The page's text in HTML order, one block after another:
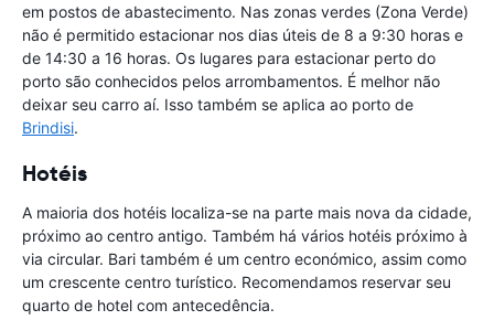
em postos de abastecimento. Nas zonas verdes (Zona Verde)
não é permitido estacionar nos dias úteis de 8 a 9:30 horas e
de 14:30 a 16 horas. Os lugares para estacionar perto do
porto são conhecidos pelos arrombamentos. É melhor não
deixar seu carro aí. Isso também se aplica ao porto de
Brindisi.
Hotéis
A maioria dos hotéis localiza-se na parte mais nova da cidade,
próximo ao centro antigo. Também há vários hotéis próximo à
via circular. Bari também é um centro económico, assim como
um crescente centro turístico. Recomendamos reservar seu
quarto de hotel com antecedência.